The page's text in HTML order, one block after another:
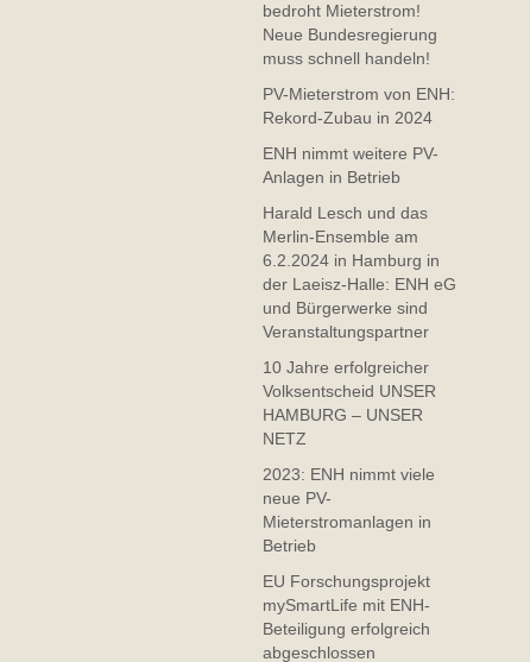
bedroht Mieterstrom!
Neue Bundesregierung
muss schnell handeln!
PV-Mieterstrom von ENH:
Rekord-Zubau in 2024
ENH nimmt weitere PV-
Anlagen in Betrieb
Harald Lesch und das
Merlin-Ensemble am
6.2.2024 in Hamburg in
der Laeisz-Halle: ENH eG
und Bürgerwerke sind
Veranstaltungspartner
10 Jahre erfolgreicher
Volksentscheid UNSER
HAMBURG – UNSER
NETZ
2023: ENH nimmt viele
neue PV-
Mieterstromanlagen in
Betrieb
EU Forschungsprojekt
mySmartLife mit ENH-
Beteiligung erfolgreich
abgeschlossen